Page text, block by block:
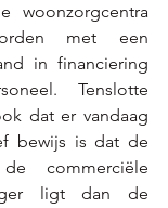
woonzorgcentra
met een
in financiering
Tenslotte
dat er vandaag
bewijs is dat de
commerciële
ligt dan de